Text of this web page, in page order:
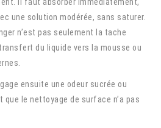
une solution modérée, sans saturer.
n’est pas seulement la tache
du liquide vers la mousse ou
ensuite une odeur sucrée ou
que le nettoyage de surface n’a pas